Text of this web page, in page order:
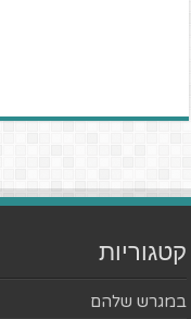
קטגוריות
במגרש שלהם